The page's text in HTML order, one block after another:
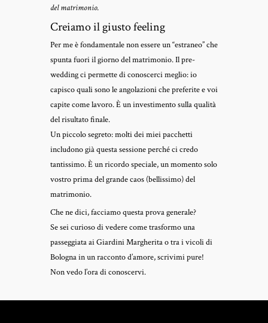
del matrimonio.
Creiamo il giusto feeling
Per me è fondamentale non essere un “estraneo” che
spunta fuori il giorno del matrimonio. Il pre-
wedding ci permette di conoscerci meglio: io
capisco quali sono le angolazioni che preferite e voi
capite come lavoro. È un investimento sulla qualità
del risultato finale.
Un piccolo segreto: molti dei miei pacchetti
includono già questa sessione perché ci credo
tantissimo. È un ricordo speciale, un momento solo
vostro prima del grande caos (bellissimo) del
matrimonio.
Che ne dici, facciamo questa prova generale?
Se sei curioso di vedere come trasformo una
passeggiata ai Giardini Margherita o tra i vicoli di
Bologna in un racconto d’amore, scrivimi pure!
Non vedo l’ora di conoscervi.